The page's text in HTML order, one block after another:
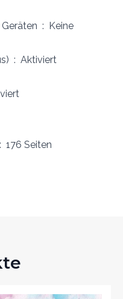
: ‎ Keine
Text-to-Speech (Vorlesemodus) ‏ : ‎ Aktiviert
: ‎ Aktiviert
Seitenzahl der Print-Ausgabe ‏ : ‎ 176 Seiten